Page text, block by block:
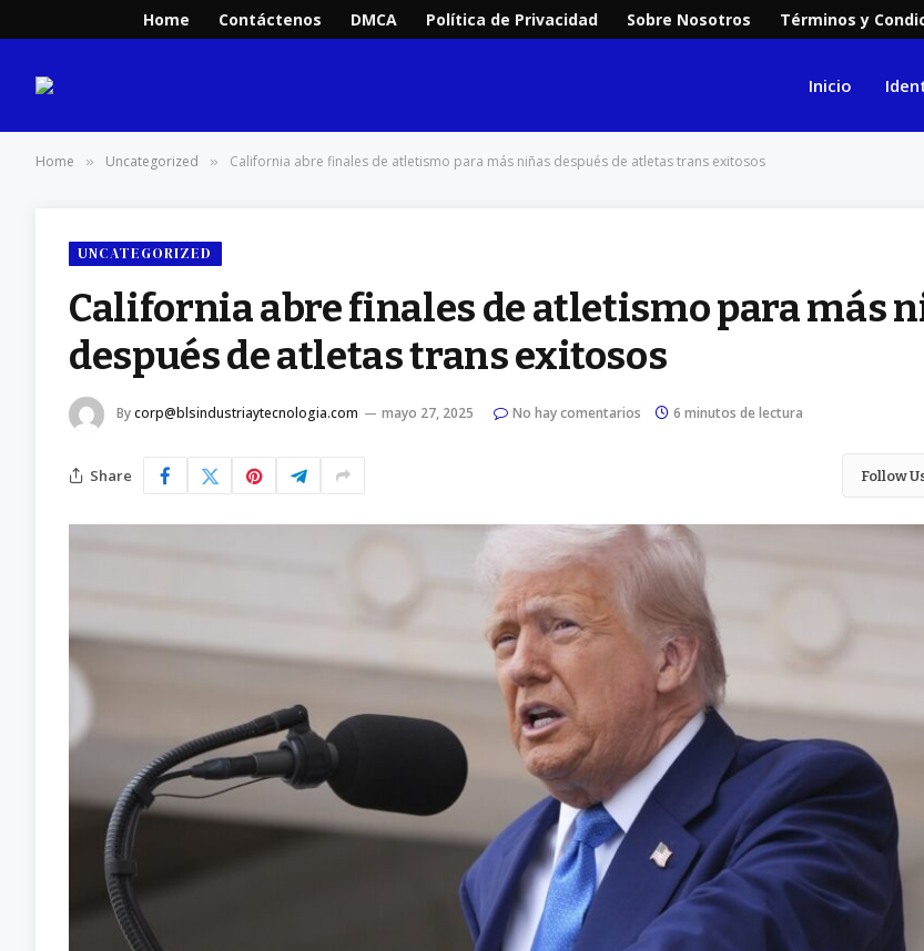
Home Contáctenos DMCA Política de Privacidad Sobre Nosotros Términos y
Inicio
Home » Uncategorized » California abre finales de atletismo para más niñas después de atletas trans exitosos
UNCATEGORIZED
California abre finales de atletismo para más
después de atletas trans exitosos
Bycorp@blsindustriaytecnologia.com mayo 27, 2025 No hay comentarios 6 minutos de lectura
Share Follow